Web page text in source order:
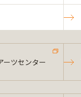
ーツセンター